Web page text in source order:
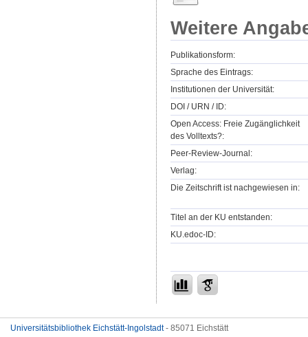
Weitere
Publikationsform:
Sprache des Eintrags:
Institutionen der Universität:
DOI / URN / ID:
Open Access: Freie Zugänglichkeit
des Volltexts?:
Peer-Review-Journal:
Verlag:
Die Zeitschrift ist nachgewiesen in:
Titel an der KU entstanden:
KU.edoc-ID:
Universitätsbibliothek Eichstätt-Ingolstadt- 85071 Eichstätt